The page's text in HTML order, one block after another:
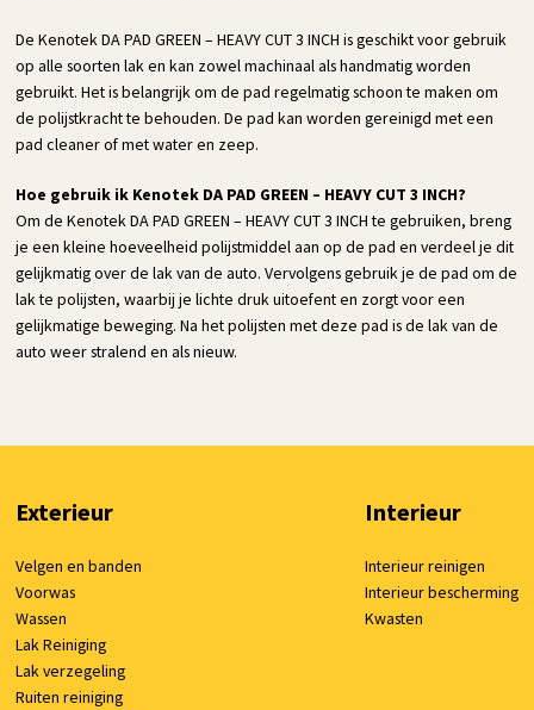
De Kenotek DA PAD GREEN – HEAVY CUT 3 INCH is geschikt voor gebruik
op alle soorten lak en kan zowel machinaal als handmatig worden
gebruikt. Het is belangrijk om de pad regelmatig schoon te maken om
de polijstkracht te behouden. De pad kan worden gereinigd met een
pad cleaner of met water en zeep.
Hoe gebruik ik Kenotek DA PAD GREEN – HEAVY CUT 3 INCH?
Om de Kenotek DA PAD GREEN – HEAVY CUT 3 INCH te gebruiken, breng
je een kleine hoeveelheid polijstmiddel aan op de pad en verdeel je dit
gelijkmatig over de lak van de auto. Vervolgens gebruik je de pad om de
lak te polijsten, waarbij je lichte druk uitoefent en zorgt voor een
gelijkmatige beweging. Na het polijsten met deze pad is de lak van de
auto weer stralend en als nieuw.
Exterieur
Velgen en banden
Voorwas
Wassen
Lak Reiniging
Lak verzegeling
Ruiten reiniging
Interieur
Interieur reinigen
Interieur bescherming
Kwasten